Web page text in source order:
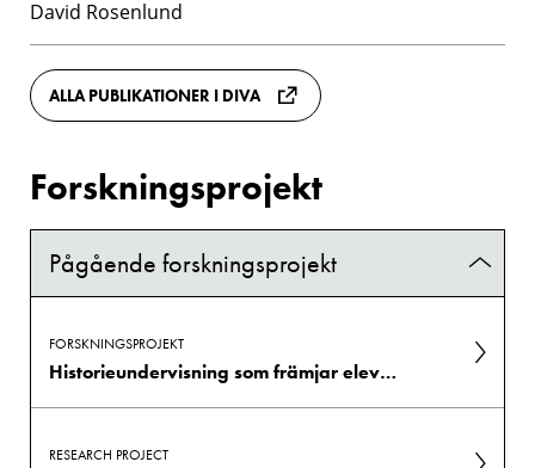
David Rosenlund
ALLA PUBLIKATIONER I DIVA
Forskningsprojekt
Pågående forskningsprojekt
FORSKNINGSPROJEKT
Historieundervisning som främjar elevers hantering av historiska framställningar - En interventionsstudie i samverkan mellan lärare och...
RESEARCH PROJECT